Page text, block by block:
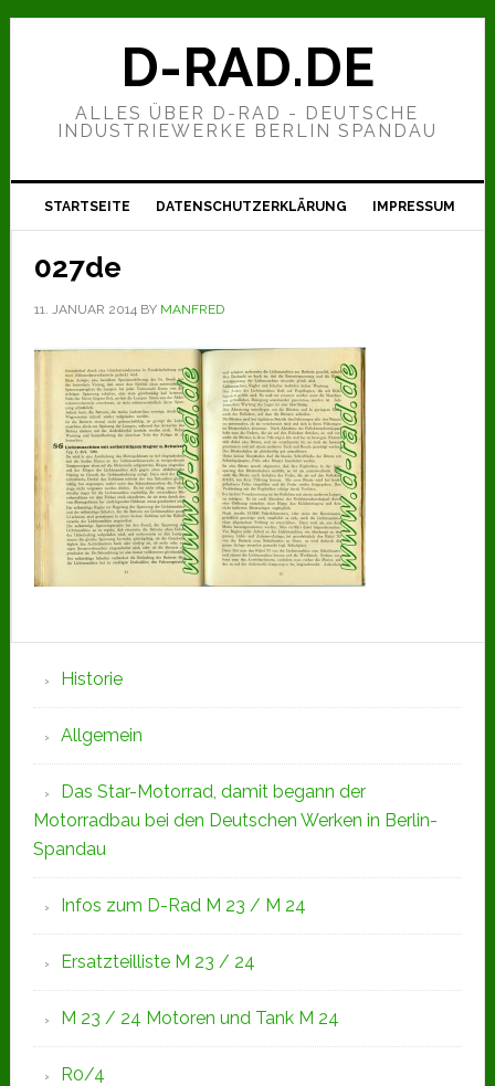
Zur
Hauptnavigation
Zum
Zur
D-RAD.DE
ALLES ÜBER D-RAD - DEUTSCHE
INDUSTRIEWERKE BERLIN SPANDAU
STARTSEITE DATENSCHUTZERKLÄRUNG IMPRESSUM
027de
11. JANUAR 2014BY MANFRED
Seitenspalte
Historie
Allgemein
Das Star-Motorrad, damit begann der
Motorradbau bei den Deutschen Werken in Berlin-
Spandau
Infos zum D-Rad M 23 / M 24
Ersatzteilliste M 23 / 24
M 23 / 24 Motoren und Tank M 24
R0/4